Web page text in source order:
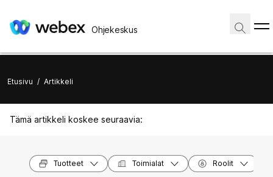
Ohjekeskus
Etusivu / Artikkeli
Tämä artikkeli koskee seuraavia:
Tuotteet Toimialat Roolit